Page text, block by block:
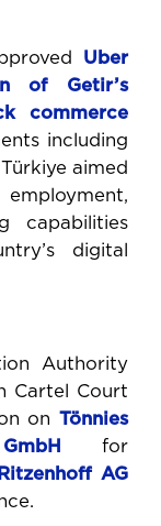
Uber
of Getir’s
commerce
including
aimed
capabilities
digital
Authority
Cartel Court
on Tönnies
for
Ritzenhoff AG